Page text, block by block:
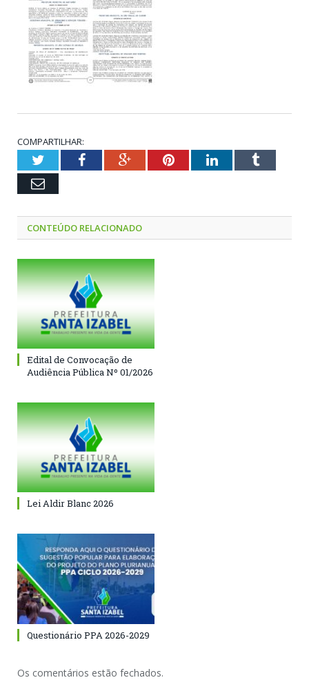
COMPARTILHAR:
TwitterFacebookGoogle+PinterestLinkedInTumblr
Email
CONTEÚDO RELACIONADO
Edital de Convocação de
Audiência Pública Nº 01/2026
Lei Aldir Blanc 2026
Questionário PPA 2026-2029
Os comentários estão fechados.